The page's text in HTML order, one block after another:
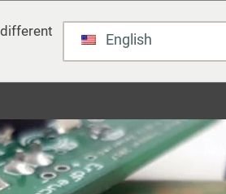
English